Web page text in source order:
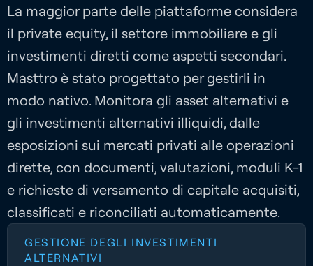
La maggior parte delle piattaforme considera
il private equity, il settore immobiliare e gli
investimenti diretti come aspetti secondari.
Masttro è stato progettato per gestirli in
modo nativo. Monitora gli asset alternativi e
gli investimenti alternativi illiquidi, dalle
esposizioni sui mercati privati alle operazioni
dirette, con documenti, valutazioni, moduli K-1
e richieste di versamento di capitale acquisiti,
classificati e riconciliati automaticamente.
GESTIONE DEGLI INVESTIMENTI
ALTERNATIVI